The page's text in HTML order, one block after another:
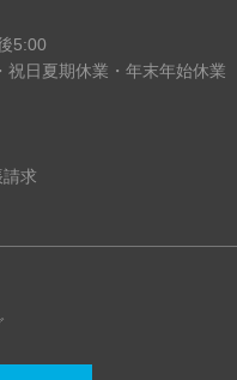
5:00
祝日 夏期休業・年末年始休業
求